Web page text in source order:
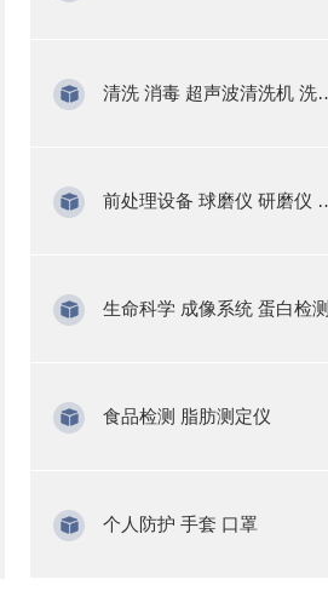
清洗 消毒 超声波清洗机 洗瓶机
前处理设备 球磨仪 研磨仪 氮吹仪 固相萃取
生命科学 成像系统 蛋白检测
食品检测 脂肪测定仪
个人防护 手套 口罩